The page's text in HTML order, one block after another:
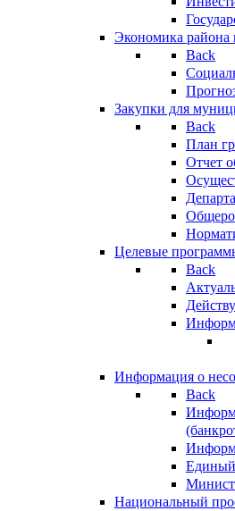
Экономика района
Back
Закупки для
Back
План
Отчет
Целевые
Back
Информация о
Back
Единый
Национальный